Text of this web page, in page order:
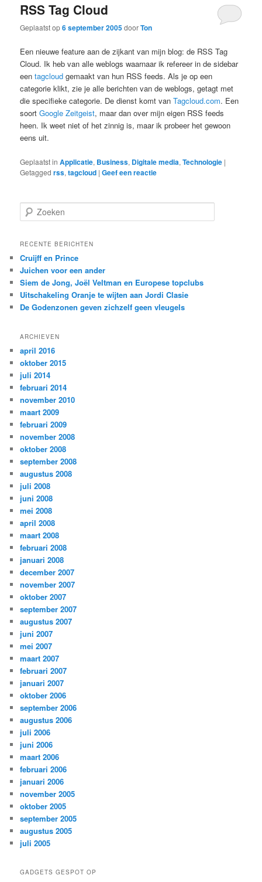
RSS Tag Cloud
Geplaatst op6 september 2005doorTon
Een nieuwe feature aan de zijkant van mijn blog: de RSS Tag
Cloud. Ik heb van alle weblogs waarnaar ik refereer in de sidebar
eentagcloud gemaakt van hun RSS feeds. Als je op een
categorie klikt, zie je alle berichten van de weblogs, getagt met
die specifieke categorie. De dienst komt vanTagcloud.com. Een
soortGoogle Zeitgeist, maar dan over mijn eigen RSS feeds
heen. Ik weet niet of het zinnig is, maar ik probeer het gewoon
eens uit.
Geplaatst in Applicatie, Business, Digitale media,Technologie |
Getagged rss,tagcloud |Geef een reactie
o
k
n
RECENTE BERICHTEN
Cruijff en Prince
Juichen voor een ander
Siem de Jong, Joël Veltman en Europese topclubs
Uitschakeling Oranje te wijten aan Jordi Clasie
De Godenzonen geven zichzelf geen vleugels
ARCHIEVEN
april 2016
oktober 2015
juli 2014
februari 2014
november 2010
maart 2009
februari 2009
november 2008
oktober 2008
september 2008
augustus 2008
juli 2008
juni 2008
mei 2008
april 2008
maart 2008
februari 2008
januari 2008
december 2007
november 2007
oktober 2007
september 2007
augustus 2007
juni 2007
mei 2007
maart 2007
februari 2007
januari 2007
oktober 2006
september 2006
augustus 2006
juli 2006
juni 2006
maart 2006
februari 2006
januari 2006
november 2005
oktober 2005
september 2005
augustus 2005
juli 2005
GADGETS GESPOT OP